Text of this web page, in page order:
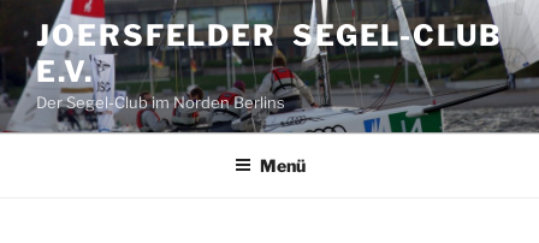
Inhalt
springen
JOERSFELDER SEGEL-CLUB
E.V.
Der Segel-Club im Norden Berlins
Menü